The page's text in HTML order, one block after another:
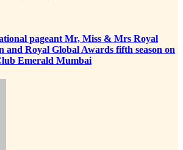
pageant Mr, Miss & Mrs Royal
and Royal Global Awards fifth season on
Emerald Mumbai